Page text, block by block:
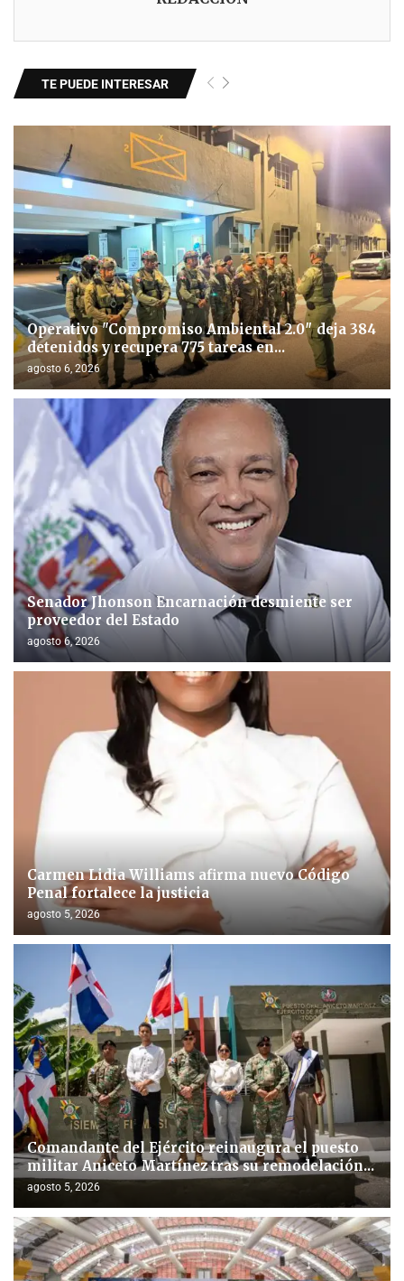
TE PUEDE INTERESAR
Operativo "Compromiso Ambiental 2.0″ deja 384
detenidos y recupera 775 tareas en...
agosto 6, 2026
Senador Jhonson Encarnación desmiente ser
proveedor del Estado
agosto 6, 2026
Carmen Lidia Williams afirma nuevo Código
Penal fortalece la justicia
agosto 5, 2026
Comandante del Ejército reinaugura el puesto
militar Aniceto Martínez tras su remodelación...
agosto 5, 2026